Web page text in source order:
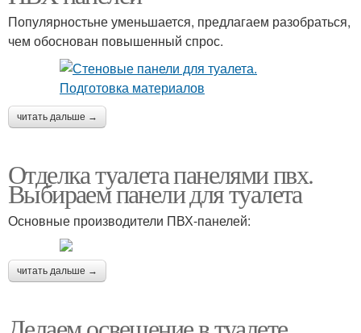
Популярностьне уменьшается, предлагаем разобраться,
чем обоснован повышенный спрос.
читать дальше →
Отделка туалета панелями пвх.
Выбираем панели для туалета
Основные производители ПВХ-панелей:
читать дальше →